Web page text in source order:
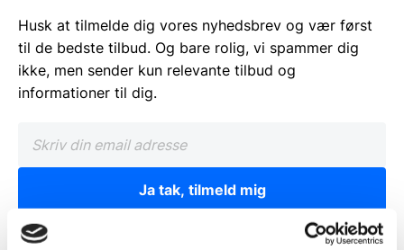
Husk at tilmelde dig vores nyhedsbrev og vær først
til de bedste tilbud. Og bare rolig, vi spammer dig
ikke, men sender kun relevante tilbud og
informationer til dig.
Ja tak, tilmeld mig